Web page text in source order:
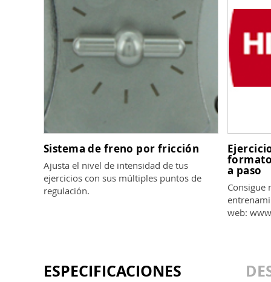
Sistema de freno por fricción
Ajusta el nivel de intensidad de tus
ejercicios con sus múltiples puntos de
regulación.
a paso
Consigue
web:
ESPECIFICACIONES